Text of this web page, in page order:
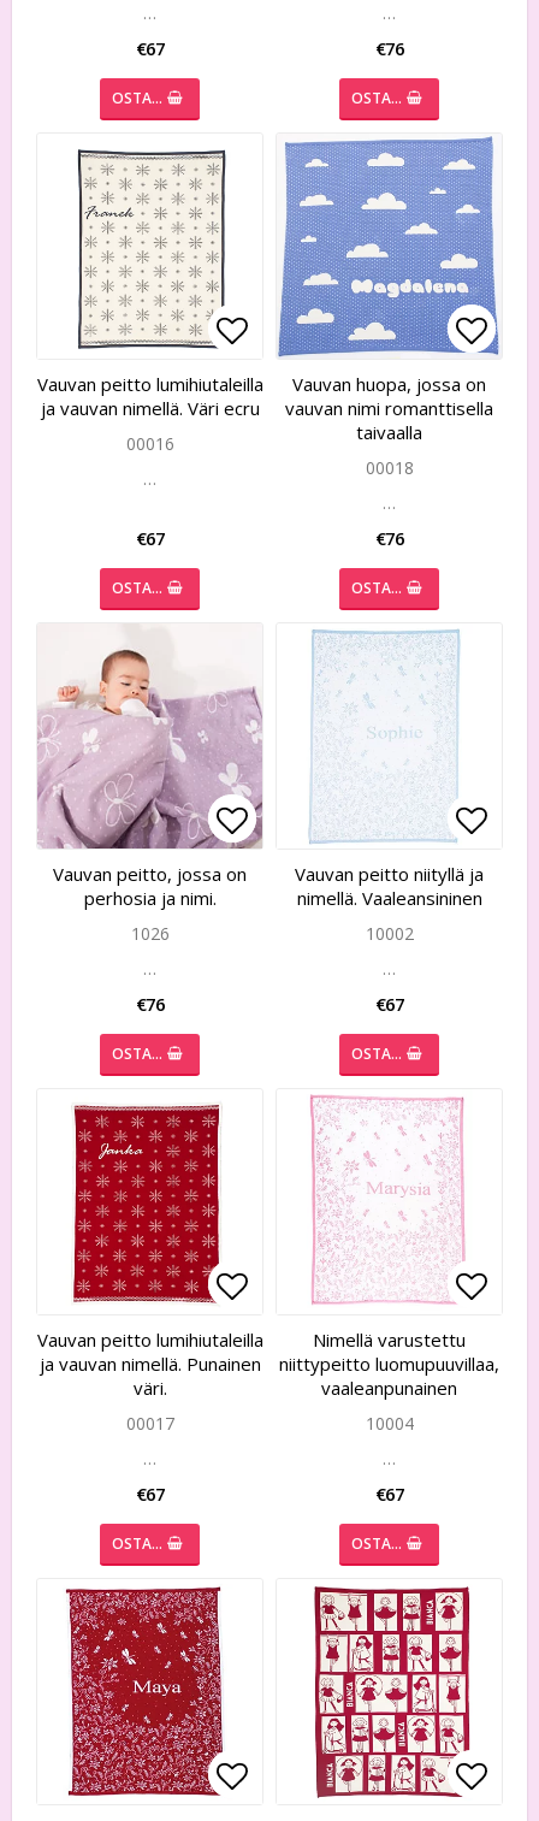
…
€67
OSTA…
…
€76
OSTA…
Add to list of favorites
Add to list of favorites
Vauvan peitto lumihiutaleilla
ja vauvan nimellä. Väri ecru
00016
…
€67
OSTA…
Add
Add
Vauvan huopa, jossa on
vauvan nimi romanttisella
taivaalla
00018
…
€76
OSTA…
Add to list of favorites
Add to list of favorites
Vauvan peitto, jossa on
perhosia ja nimi.
1026
…
€76
OSTA…
Add
Add
Vauvan peitto niityllä ja
nimellä. Vaaleansininen
10002
…
€67
OSTA…
Add to list of favorites
Add to list of favorites
Vauvan peitto lumihiutaleilla
ja vauvan nimellä. Punainen
väri.
00017
…
€67
OSTA…
Add
Add
Nimellä varustettu
niittypeitto luomupuuvillaa,
vaaleanpunainen
10004
…
€67
OSTA…